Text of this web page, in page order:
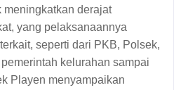
meningkatkan derajat
yang pelaksanaannya
seperti dari PKB, Polsek,
kelurahan sampai
Playen menyampaikan